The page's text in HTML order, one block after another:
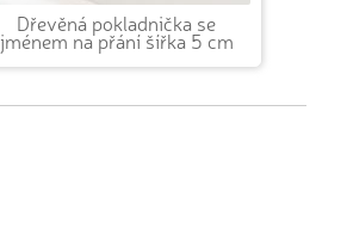
Dřevěná pokladnička se
jménem na přání šířka 5 cm